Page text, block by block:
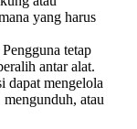
yang harus
tetap
antar alat.
dapat mengelola
atau